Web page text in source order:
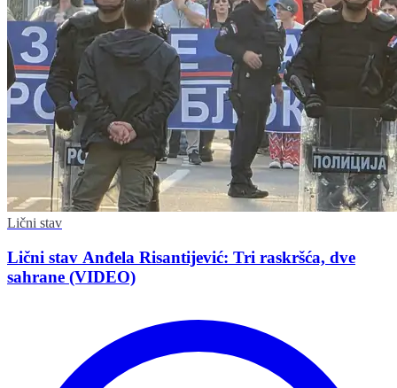
Lični stav
Lični stav Anđela Risantijević: Tri raskršća, dve
sahrane (VIDEO)